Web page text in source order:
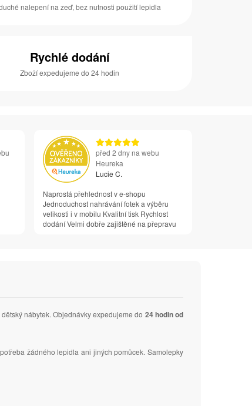
nalepení na zeď, bez nutnosti použití lepidla
Rychlé dodání
Zboží expedujeme do 24 hodin
před 2 dny na webu
Heureka
Lucie C.
Naprostá přehlednost v e-shopu
Jednoduchost nahrávání fotek a výběru
velikosti i v mobilu Kvalitní tisk Rychlost
dodání Velmi dobře zajištěné na přepravu
nábytek. Objednávky expedujeme do 24 hodin od
žádného lepidla ani jiných pomůcek. Samolepky